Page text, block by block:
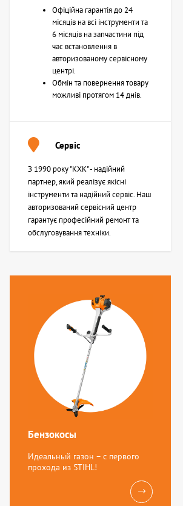
В НАЯВНОСТІ
24 грн.
Офіційна гарантія до 24
місяців на всі інструменти та
6 місяців на запчастини під
час встановлення в
авторизованому сервісному
центрі.
Обмін та повернення товару
можливі протягом 14 днів.
Сервіс
З 1990 року "КХК" - надійний
партнер, який реалізує якісні
інструменти та надійний сервіс. Наш
авторизований сервісний центр
гарантує професійний ремонт та
обслуговування техніки.
Бензокосы
Идеальный газон – с первого
прохода из STIHL!